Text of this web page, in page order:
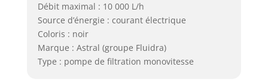
Débit maximal : 10 000 L/h
Source d’énergie : courant électrique
Coloris : noir
Marque : Astral (groupe Fluidra)
Type : pompe de filtration monovitesse